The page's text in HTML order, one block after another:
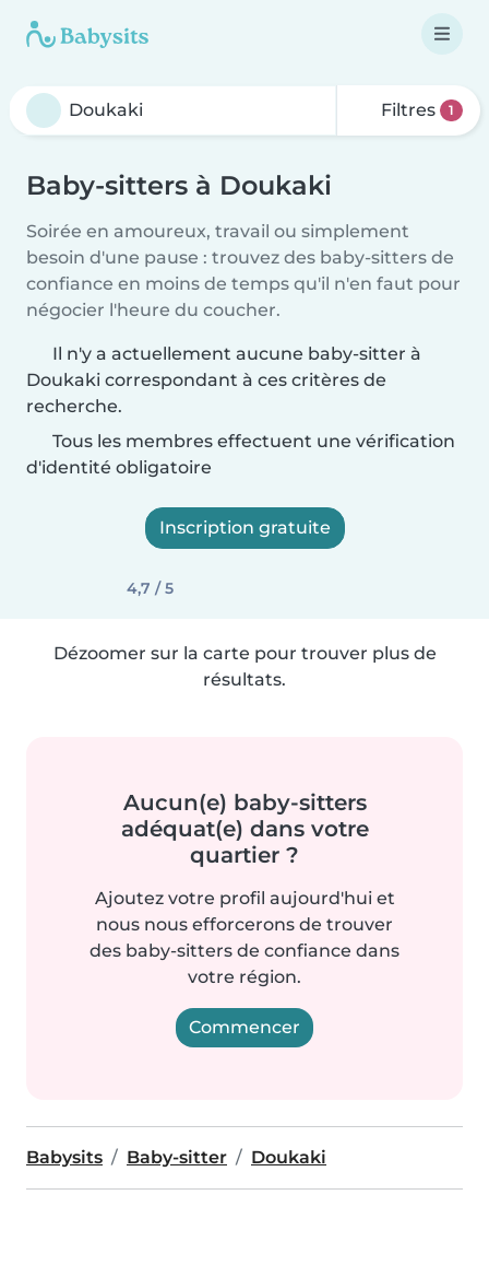
Filtres 1
Baby-sitters à Doukaki
Soirée en amoureux, travail ou simplement
besoin d'une pause : trouvez des baby-sitters de
confiance en moins de temps qu'il n'en faut pour
négocier l'heure du coucher.
Il n'y a actuellement aucune baby-sitter à
Doukaki correspondant à ces critères de
recherche.
Tous les membres effectuent une vérification
d'identité obligatoire
Inscription gratuite
4,7 / 5
Dézoomer sur la carte pour trouver plus de
résultats.
Aucun(e) baby-sitters
adéquat(e) dans votre
quartier ?
Ajoutez votre profil aujourd'hui et
nous nous efforcerons de trouver
des baby-sitters de confiance dans
votre région.
Commencer
Babysits Baby-sitter Doukaki